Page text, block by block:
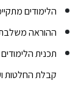
הלימודים מתקיימים בימי ג',
ההוראה משלבת
תכנית
קבלת החלטות